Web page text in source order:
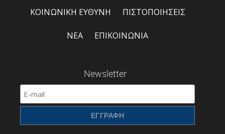
ΚΟΙΝΩΝΙΚΗ ΕΥΘΥΝΗ ΠΙΣΤΟΠΟΙΗΣΕΙΣ
ΝΕΑ ΕΠΙΚΟΙΝΩΝΙΑ
Newsletter